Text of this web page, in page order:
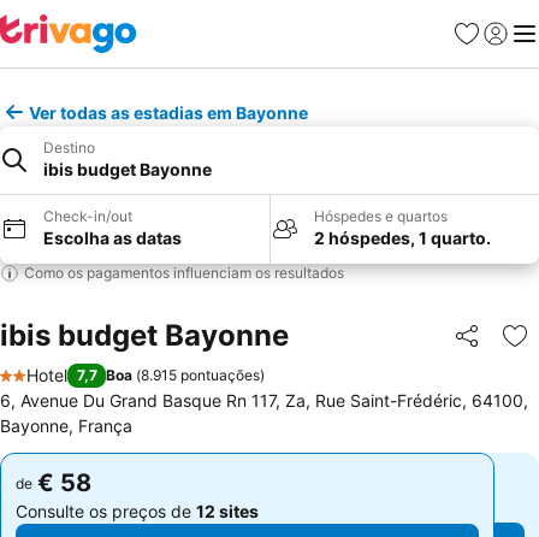
Favoritos
Iniciar
Ver todas as estadias em Bayonne
Destino
ibis budget Bayonne
Check-in/out
Escolha as datas
Hóspedes e quartos
2 hóspedes, 1 quarto.
Como os pagamentos influenciam os resultados
ibis budget Bayonne Partilhar
2 Estrelas
Hotel 7,7 Boa (8.915 pontuações)
6, Avenue Du Grand Basque Rn 117, Za, Rue Saint-Frédéric, 64100,
Bayonne, França
de € 58
Consulte os preços de 12 sites
de € 58
Consulte os preços de 12 sites